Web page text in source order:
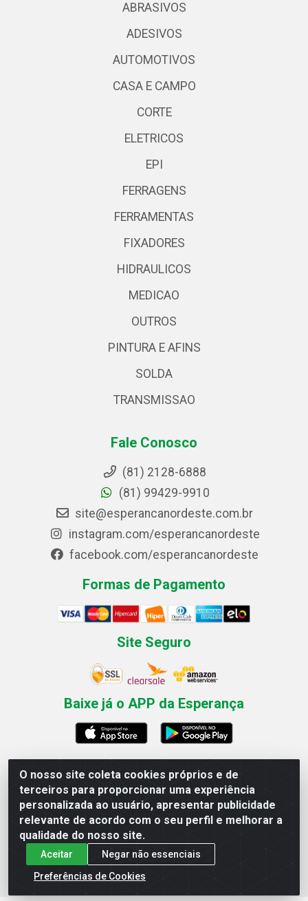
O nosso site coleta cookies próprios e de
terceiros para proporcionar uma experiência
personalizada ao usuário, apresentar publicidade
relevante de acordo com o seu perfil e melhorar a
qualidade do nosso site.
Aceitar
Negar não essenciais
Preferências de Cookies
ABRASIVOS
ADESIVOS
AUTOMOTIVOS
CASA E CAMPO
CORTE
ELETRICOS
EPI
FERRAGENS
FERRAMENTAS
FIXADORES
HIDRAULICOS
MEDICAO
OUTROS
PINTURA E AFINS
SOLDA
TRANSMISSAO
Fale Conosco
(81) 2128-6888
(81) 99429-9910
site@esperancanordeste.com.br
instagram.com/esperancanordeste
facebook.com/esperancanordeste
Formas de Pagamento
Site Seguro
Baixe já o APP da Esperança
Esperança Nordeste - Rua Professor Caldas Filho, 291 -
Estância - Recife / PE CEP: 50771-335 - CNPJ
03.666.136/0001-23